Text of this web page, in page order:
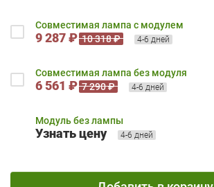
Совместимая лампа с модулем
9 287 ₽ 10 318 ₽ 4-6 дней
Совместимая лампа без модуля
6 561 ₽ 7 290 ₽ 4-6 дней
Модуль без лампы
Узнать цену 4-6 дней